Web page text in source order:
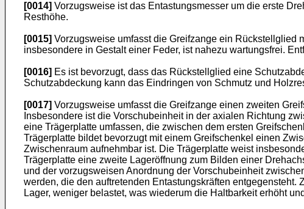
[0014] Vorzugsweise ist das Entastungsmesser um die erste
Resthöhe.
[0015] Vorzugsweise umfasst die Greifzange ein Rückstellglied
insbesondere in Gestalt einer Feder, ist nahezu wartungsfrei.
[0016] Es ist bevorzugt, dass das Rückstellglied eine
Schutzabdeckung kann das Eindringen von Schmutz und
[0017] Vorzugsweise umfasst die Greifzange einen zweiten
Insbesondere ist die Vorschubeinheit in der axialen Richtung
eine Trägerplatte umfassen, die zwischen dem ersten
Trägerplatte bildet bevorzugt mit einem Greifschenkel einen
Zwischenraum aufnehmbar ist. Die Trägerplatte weist
Trägerplatte eine zweite Lageröffnung zum Bilden einer
und der vorzugsweisen Anordnung der Vorschubeinheit
werden, die den auftretenden Entastungskräften
Lager, weniger belastet, was wiederum die Haltbarkeit erhöht